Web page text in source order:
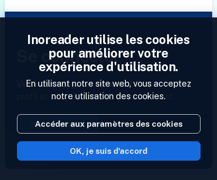
Se connecter
Vous avez déjà un compte ? Entrez votre
profil et accédez à vos flux maintenant.
Se connecter
2023 © Inoreader
Inoreader utilise les cookies
pour améliorer votre
expérience d'utilisation.
En utilisant notre site web, vous acceptez
notre utilisation des cookies.
Accéder aux paramètres des cookies
OK, je suis d'accord